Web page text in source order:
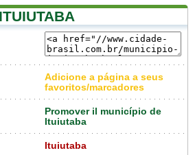
Adicione a página a seus
favoritos/marcadores
Promover il município de
Ituiutaba
Ituiutaba